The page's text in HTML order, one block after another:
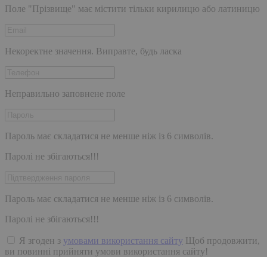
Поле "Прізвище" має містити тільки кирилицю або латиницю
Некоректне значення. Виправте, будь ласка
Неправильно заповнене поле
Пароль має складатися не менше ніж із 6 символів.
Паролі не збігаються!!!
Пароль має складатися не менше ніж із 6 символів.
Паролі не збігаються!!!
Я згоден з умовами використання сайту Щоб продовжити,
ви повинні прийняти умови використання сайту!